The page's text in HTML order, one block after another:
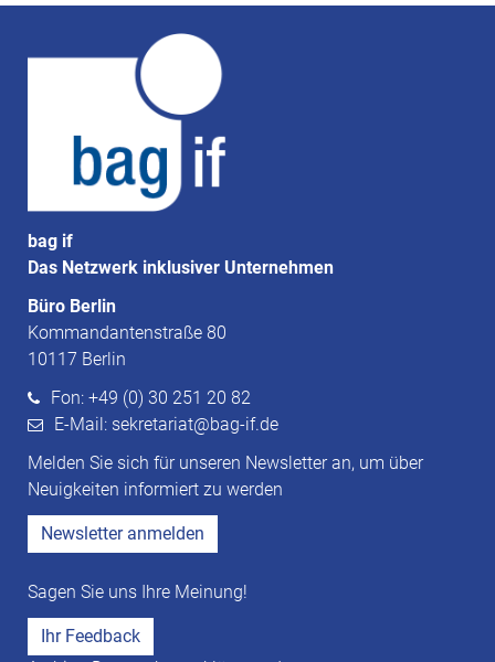
bag if
Das Netzwerk inklusiver Unternehmen
Büro Berlin
Kommandantenstraße 80
10117 Berlin
Fon: +49 (0) 30 251 20 82
E-Mail: sekretariat@bag-if.de
Melden Sie sich für unseren Newsletter an, um über
Neuigkeiten informiert zu werden
Newsletter anmelden
Sagen Sie uns Ihre Meinung!
Ihr Feedback